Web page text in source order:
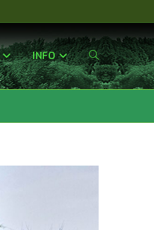
INFO Uključi/isključi